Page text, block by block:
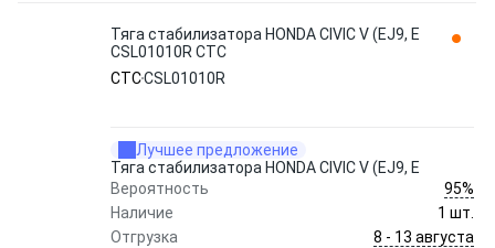
Тяга стабилизатора HONDA CIVIC V (EJ9, E
CSL01010R CTC
CTCCSL01010R
Лучшее предложение
Тяга стабилизатора HONDA CIVIC V (EJ9, E
Вероятность
95%
Наличие
1 шт.
Отгрузка
8 - 13 августа